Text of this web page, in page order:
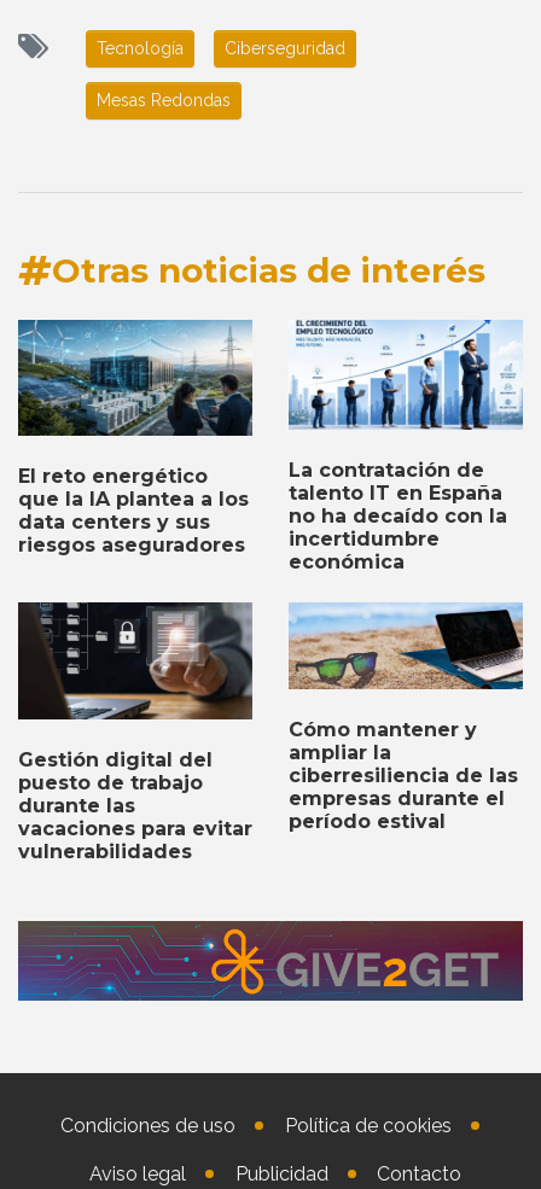
Tecnología Ciberseguridad
Mesas Redondas
Otras noticias de interés
El reto energético
que la IA plantea a los
data centers y sus
riesgos aseguradores
La contratación de
talento IT en España
no ha decaído con la
incertidumbre
económica
Gestión digital del
puesto de trabajo
durante las
vacaciones para evitar
vulnerabilidades
Cómo mantener y
ampliar la
ciberresiliencia de las
empresas durante el
período estival
Condiciones de uso Política de cookies
Aviso legal Publicidad Contacto